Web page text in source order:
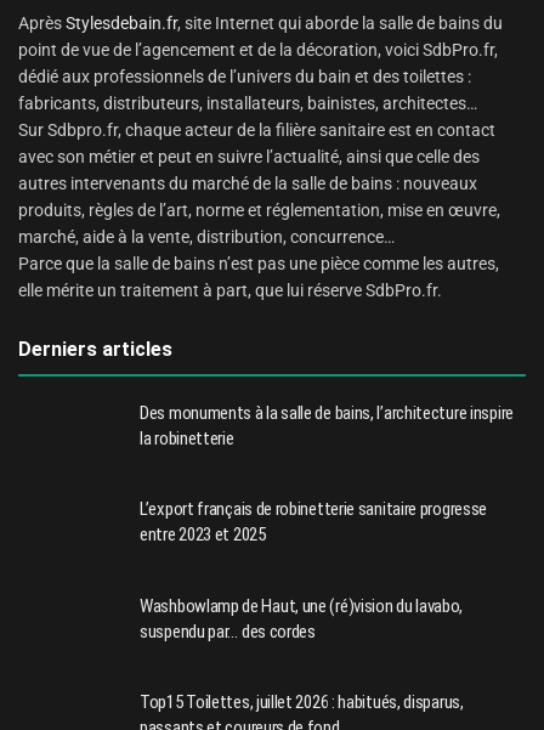
AprèsStylesdebain.fr, site Internet qui aborde la salle de bains du
point de vue de l’agencement et de la décoration, voici SdbPro.fr,
dédié aux professionnels de l’univers du bain et des toilettes :
fabricants, distributeurs, installateurs, bainistes, architectes…
Sur Sdbpro.fr, chaque acteur de la filière sanitaire est en contact
avec son métier et peut en suivre l’actualité, ainsi que celle des
autres intervenants du marché de la salle de bains : nouveaux
produits, règles de l’art, norme et réglementation, mise en œuvre,
marché, aide à la vente, distribution, concurrence…
Parce que la salle de bains n’est pas une pièce comme les autres,
elle mérite un traitement à part, que lui réserve SdbPro.fr.
Derniers articles
Des monuments à la salle de bains, l’architecture inspire
la robinetterie
L’export français de robinetterie sanitaire progresse
entre 2023 et 2025
Washbowlamp de Haut, une (ré)vision du lavabo,
suspendu par… des cordes
Top15 Toilettes, juillet 2026 : habitués, disparus,